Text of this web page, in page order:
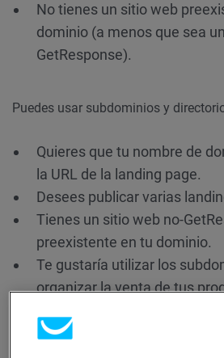
No tienes un sitio web
dominio (a menos que sea
GetResponse).
Puedes usar subdominios y
Quieres que tu nombre de
la URL de la landing page.
Desees publicar varias
Tienes un sitio web no-
preexistente en tu dominio.
Te gustaría utilizar los
organizar la venta de tus
se ajusten a las necesidades